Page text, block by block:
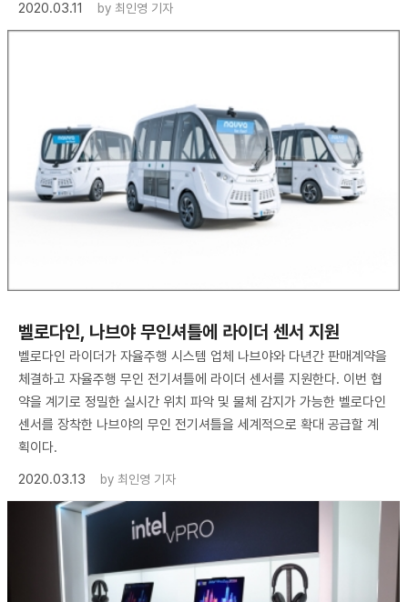
2020.03.11 by 최인영 기자
벨로다인, 나브야 무인셔틀에 라이더 센서 지원
벨로다인 라이더가 자율주행 시스템 업체 나브야와 다년간 판매계약을
체결하고 자율주행 무인 전기셔틀에 라이더 센서를 지원한다. 이번 협
약을 계기로 정밀한 실시간 위치 파악 및 물체 감지가 가능한 벨로다인
센서를 장착한 나브야의 무인 전기셔틀을 세계적으로 확대 공급할 계
획이다.
2020.03.13
by 최인영 기자